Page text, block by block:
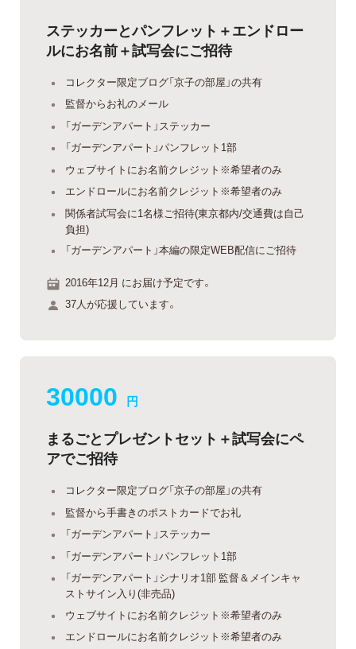
ステッカーとパンフレット＋エンドロー
ルにお名前＋試写会にご招待
コレクター限定ブログ「京子の部屋」の共有
監督からお礼のメール
「ガーデンアパート」ステッカー
「ガーデンアパート」パンフレット1部
ウェブサイトにお名前クレジット※希望者のみ
エンドロールにお名前クレジット※希望者のみ
関係者試写会に1名様ご招待(東京都内/交通費は自己
負担)
「ガーデンアパート」本編の限定WEB配信にご招待
2016年12月 にお届け予定です。
37人が応援しています。
30000 円
まるごとプレゼントセット＋試写会にペ
アでご招待
コレクター限定ブログ「京子の部屋」の共有
監督から手書きのポストカードでお礼
「ガーデンアパート」ステッカー
「ガーデンアパート」パンフレット1部
「ガーデンアパート」シナリオ1部 監督＆メインキャ
ストサイン入り(非売品)
ウェブサイトにお名前クレジット※希望者のみ
エンドロールにお名前クレジット※希望者のみ